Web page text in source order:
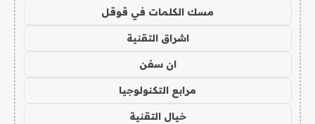
مسك الكلمات في قوقل
اشراق التقنية
ان سفن
مرابع التكنولوجيا
خيال التقنية